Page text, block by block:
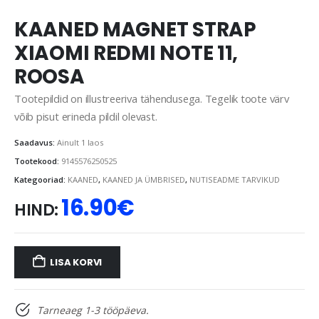
KAANED MAGNET STRAP
XIAOMI REDMI NOTE 11,
ROOSA
Tootepildid on illustreeriva tähendusega. Tegelik toote värv
võib pisut erineda pildil olevast.
Saadavus: Ainult 1 laos
Tootekood: 9145576250525
Kategooriad: KAANED, KAANED JA ÜMBRISED, NUTISEADME TARVIKUD
HIND:16.90€
LISA KORVI
Tarneaeg 1-3 tööpäeva.